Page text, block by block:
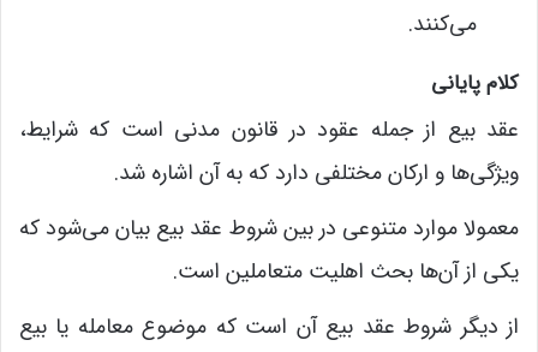
می‌کنند.
کلام پایانی
عقد بیع از جمله عقود در قانون مدنی است که شرایط،
ویژگی‌ها و ارکان مختلفی دارد که به آن اشاره شد.
معمولا موارد متنوعی در بین شروط عقد بیع بیان می‌شود که
یکی از آن‌ها بحث اهلیت متعاملین است.
از دیگر شروط عقد بیع آن است که موضوع معامله یا بیع